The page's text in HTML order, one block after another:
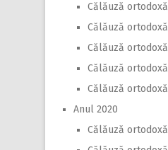
Călăuză
Călăuză ortodoxă
Călăuză
Călăuză
Călăuză
Anul 2020
Călăuză